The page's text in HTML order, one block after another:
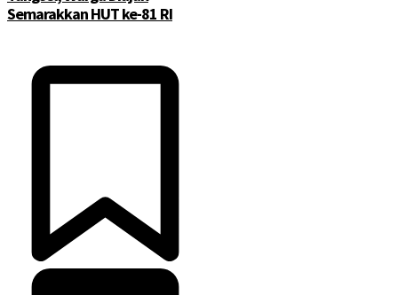
Semarakkan HUT ke-81 RI